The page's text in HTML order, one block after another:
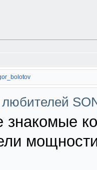
любителей
знакомые